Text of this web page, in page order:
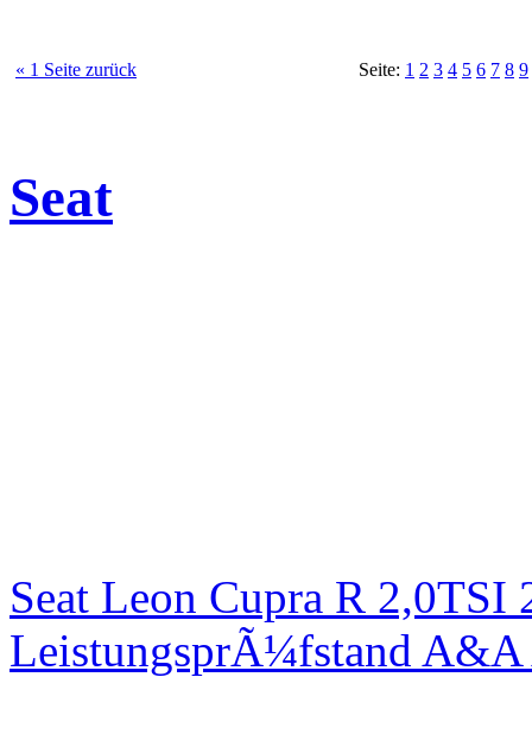
« 1 Seite zurück Seite: 1 2 3 4 5 6 7 8 9
Seat
Seat Leon Cupra R
LeistungsprÃ¼fstand